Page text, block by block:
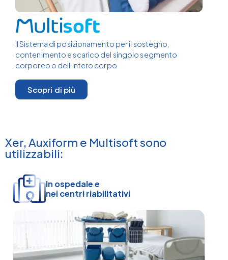
Il Sistema di posizionamento per il sostegno,
contenimento e scarico del singolo segmento
corporeo o dell’intero corpo
Scopri di più
Xer, Auxiform e Multisoft sono
utilizzabili:
In ospedale e
nei centri riabilitativi